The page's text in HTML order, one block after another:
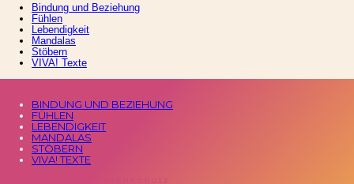
Bindung und Beziehung
Fühlen
Lebendigkeit
Mandalas
Stöbern
VIVA! Texte
BINDUNG UND BEZIEHUNG
FÜHLEN
LEBENDIGKEIT
MANDALAS
STÖBERN
VIVA! TEXTE